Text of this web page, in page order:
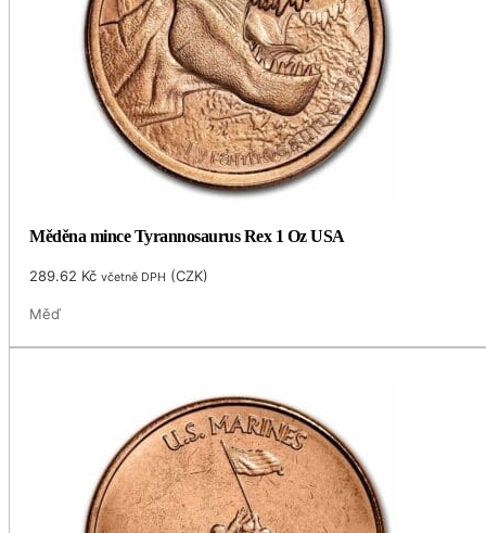
Měděna mince Tyrannosaurus Rex 1 Oz USA
289.62 Kč včetně DPH (CZK)
Měď